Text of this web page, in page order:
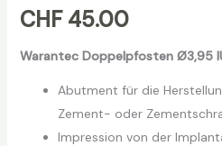
CHF45.00
Warantec Doppelpfosten Ø3,95
Abutment für die
Zement- oder
Impression von der